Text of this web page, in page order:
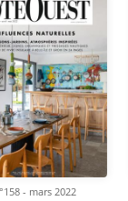
- mars 2022